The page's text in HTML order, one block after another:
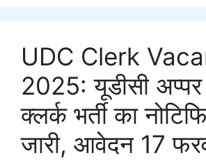
UDC Clerk
2025: यूडीसी अप्पर
क्लर्क भर्ती का
जारी, आवेदन 17